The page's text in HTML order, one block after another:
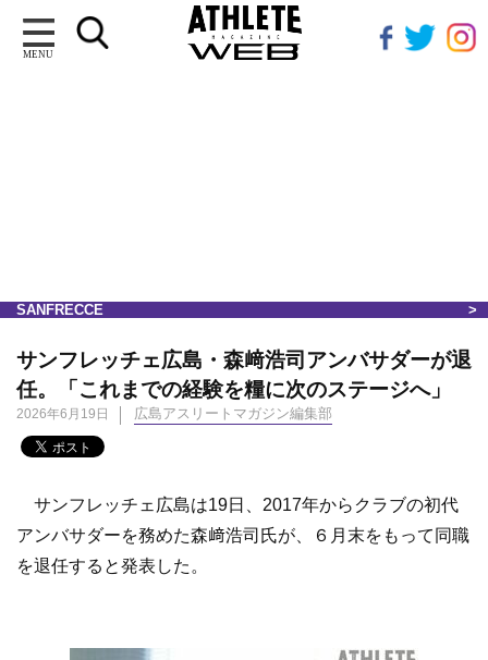
MENU
SANFRECCE
サンフレッチェ広島・森﨑浩司アンバサダーが退
任。「これまでの経験を糧に次のステージへ」
2026年6月19日 広島アスリートマガジン編集部
サンフレッチェ広島は19日、2017年からクラブの初代
アンバサダーを務めた森﨑浩司氏が、６月末をもって同職
を退任すると発表した。